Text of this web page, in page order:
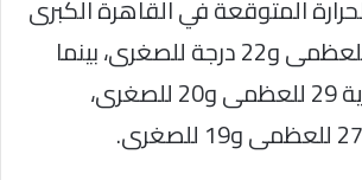
المتوقعة في القاهرة الكبرى
34 درجة مئوية للعظمى و22 درجة للصغرى، بينما
تسجل الإسكندرية 29 للعظمى و20 للصغرى،